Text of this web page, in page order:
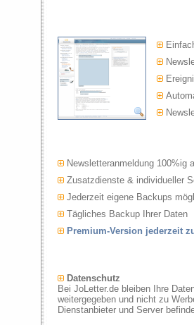
Newsletteranmeldung 100%ig
Zusatzdienste & individueller
Jederzeit eigene Backups
Tägliches Backup Ihrer Daten
Premium-Version jederzeit
Datenschutz
Bei JoLetter.de bleiben Ihre
weitergegeben und nicht zu
Dienstanbieter und Server